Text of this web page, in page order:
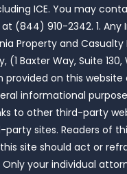
ICE. You may
(844) 910-2342. 1.
Property and Casualty
(1 Baxter Way, Suite
provided on this
informational
to other third-party
sites. Readers of
site should act or
Only your individual